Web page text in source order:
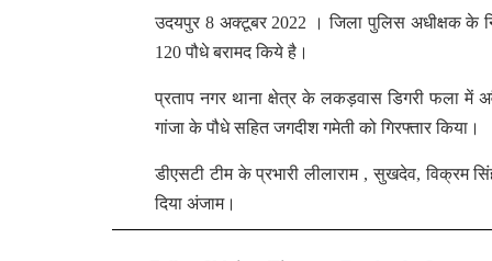
उदयपुर 8 अक्टूबर 2022 । जिला पुलिस अधीक्षक के
120 पौधे बरामद किये है।
प्रताप नगर थाना क्षेत्र के लकड़वास डिगरी फला में
गांजा के पौधे सहित जगदीश गमेती को गिरफ्तार किया।
डीएसटी टीम के प्रभारी लीलाराम , सुखदेव, विक्रम
दिया अंजाम।